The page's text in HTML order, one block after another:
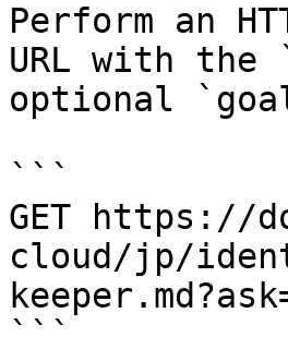
Perform an
URL with the
optional
```
GET https://
cloud/jp/